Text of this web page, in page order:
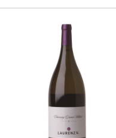
ください。 ・下記ワインが1本ずつ
1. カブリス スパー
ムンドゥス・ヴィニ ス
ワイン・エンスージアスト ベスト
ポルトガル / ロゼ・泡 / 辛
イン トップ50に選出、91ポイン
のうえ「無地熨斗」とご記載くだ
短日出荷はお承り致しかねます。
ください。 もし最短日を選択され
ください。 ・下記ワインが1本ずつ
1. カブリス スパー
ムンドゥス・ヴィニ ス
ワイン・エンスージアスト ベスト
ポルトガル / ロゼ・泡 / 辛
イン トップ50に選出、91ポイン